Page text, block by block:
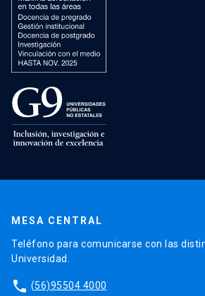
MESA CENTRAL
Teléfono para comunicarse con las
Universidad.
phone (56)95504 4000